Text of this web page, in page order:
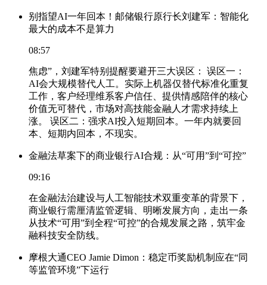
别指望AI一年回本！邮储银行原行长刘建军：智能化
最大的成本不是算力
08:57
焦虑”，刘建军特别提醒要避开三大误区： 误区一：
AI会大规模替代人工。实际上机器仅替代标准化重复
工作，客户经理维系客户信任、提供情感陪伴的核心
价值无可替代，市场对高技能金融人才需求持续上
涨。 误区二：强求AI投入短期回本。一年内就要回
本、短期内回本，不现实。
金融法草案下的商业银行AI合规：从“可用”到“可控”
09:16
在金融法治建设与人工智能技术双重变革的背景下，
商业银行需厘清监管逻辑、明晰发展方向，走出一条
从技术“可用”到全程“可控”的合规发展之路，筑牢金
融科技安全防线。
摩根大通CEO Jamie Dimon：稳定币奖励机制应在“同
等监管环境”下运行